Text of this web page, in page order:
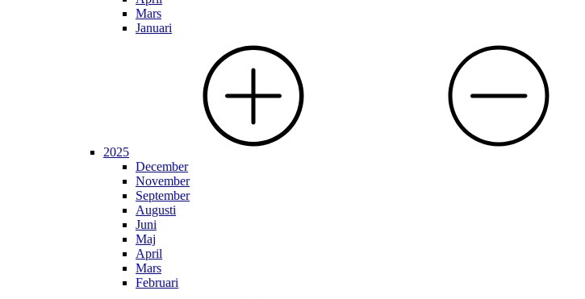
Mars
Januari
2025
December
November
September
Augusti
Juni
Maj
April
Mars
Februari